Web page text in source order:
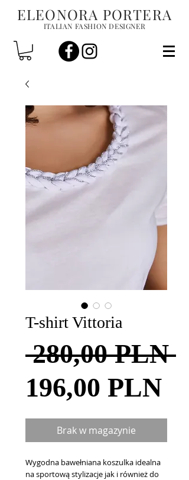
ELEONORA PORTERA
ITALIAN FASHION DESIGNER
T-shirt Vittoria
280,00 PLN
196,00 PLN
Brak w magazynie
Wygodna bawełniana koszulka idealna
na sportową stylizacje jak i również do